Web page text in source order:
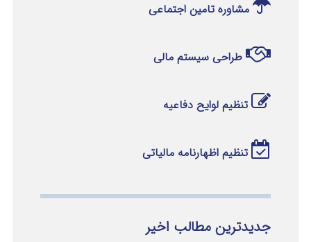
مشاوره تامین اجتماعی
طراحی سیستم مالی
تنظیم لوایح دفاعیه
تنظیم اظهارنامه مالیاتی
جدیدترین مطالب اخیر